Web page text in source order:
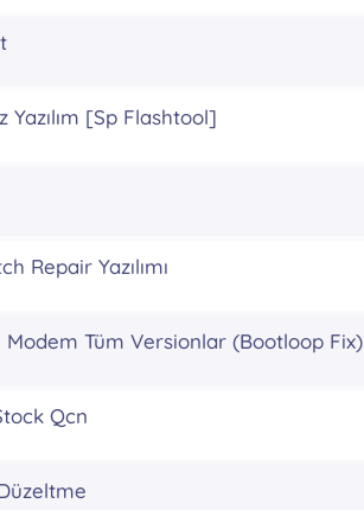
[Sp Flashtool]
Repair Yazılımı
Tüm Versionlar (Bootloop Fix)
Qcn